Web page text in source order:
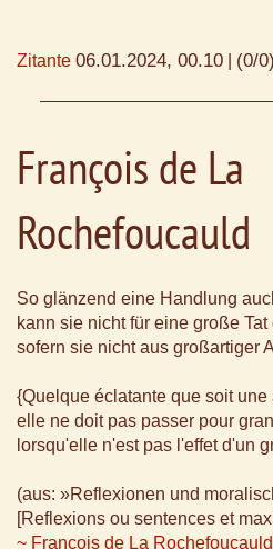
Zitante 06.01.2024, 00.10 (0/0)
François de La
Rochefoucauld
So glänzend eine Handlung
kann sie nicht für eine große Tat
sofern sie nicht aus großartiger
{Quelque éclatante que soit une
elle ne doit pas passer pour
lorsqu'elle n'est pas l'effet d'un
(aus: »Reflexionen und
[Reflexions ou sentences et
~ François de La